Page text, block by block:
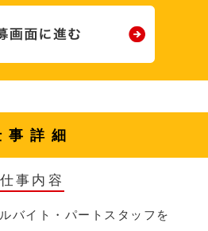
事詳細
仕事内容
バイト・パートスタッフを